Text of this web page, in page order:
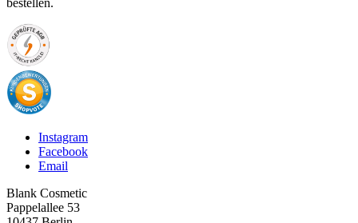
bestellen.
Instagram
Facebook
Email
Blank Cosmetic
Pappelallee 53